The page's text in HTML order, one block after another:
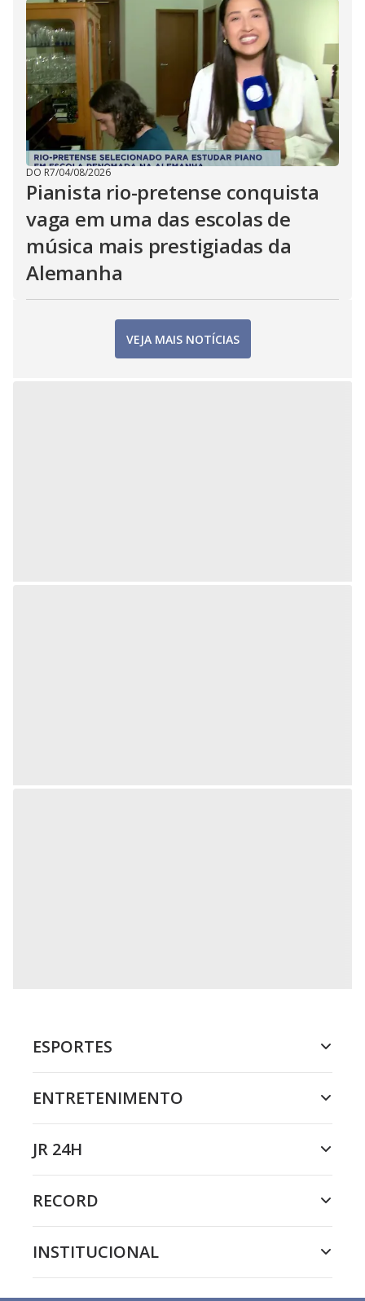
DO R7/04/08/2026
Pianista rio-pretense conquista
vaga em uma das escolas de
música mais prestigiadas da
Alemanha
VEJA MAIS NOTÍCIAS
ESPORTES
ENTRETENIMENTO
JR 24H
RECORD
INSTITUCIONAL